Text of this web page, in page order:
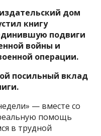
дом
книгу
подвиги
войны и
операции.
посильный вклад
— вместе со
помощь
в трудной